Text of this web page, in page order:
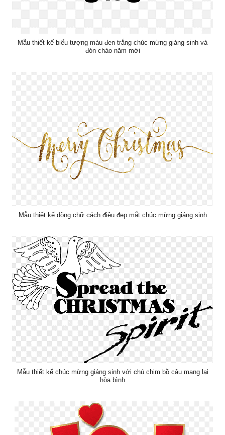
Mẫu thiết kế biểu tượng màu đen trắng chúc mừng giáng sinh và
đón chào năm mới
Mẫu thiết kế dõng chữ cách điệu đẹp mắt chúc mừng giáng sinh
Mẫu thiết kế chúc mừng giáng sinh với chú chim bồ câu mang lại
hòa bình